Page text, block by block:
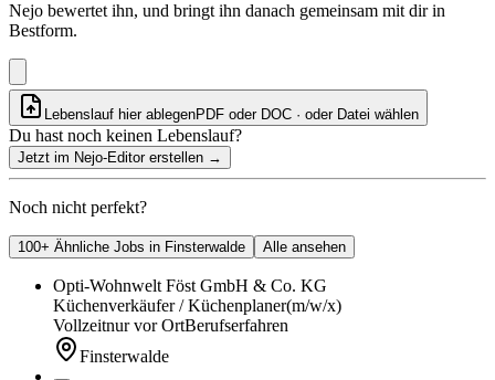
Nejo bewertet ihn, und bringt ihn danach gemeinsam mit dir in
Bestform.
Lebenslauf hier ablegenPDF oder DOC · oder Datei wählen
Du hast noch keinen Lebenslauf?
Jetzt im Nejo-Editor erstellen →
Noch nicht perfekt?
100+ Ähnliche Jobs in Finsterwalde Alle ansehen
Opti-Wohnwelt Föst GmbH & Co. KG
Küchenverkäufer / Küchenplaner(m/w/x)
Vollzeitnur vor OrtBerufserfahren
Finsterwalde